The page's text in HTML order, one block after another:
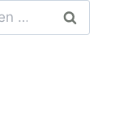
Suchen